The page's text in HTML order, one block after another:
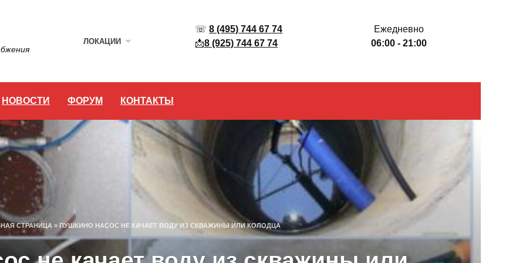
ЛОКАЦИИ
☏8 (495) 744 67 74
📩8 (925) 744 67 74
Ежедневно
06:00 - 21:00
НОВОСТИ ФОРУМ КОНТАКТЫ
СТРАНИЦА » ПУШКИНО НАСОС НЕ КАЧАЕТ ВОДУ ИЗ СКВАЖИНЫ ИЛИ КОЛОДЦА